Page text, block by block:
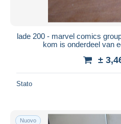
Bancontact
iDeal
Residenza del venditore
lade 200 - marvel comics
kom is onderdeel van
±
Stato
Nuovo